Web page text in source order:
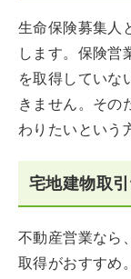
生命保険募集人
します。保険営
を取得していな
きません。その
わりたいという
宅地建物取
不動産営業なら
取得がおすすめ